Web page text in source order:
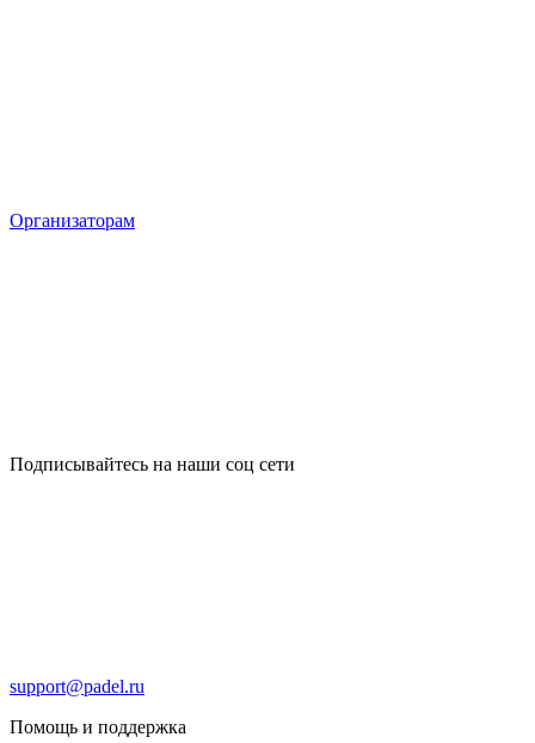
Организаторам
Подписывайтесь на наши соц сети
support@padel.ru
Помощь и поддержка